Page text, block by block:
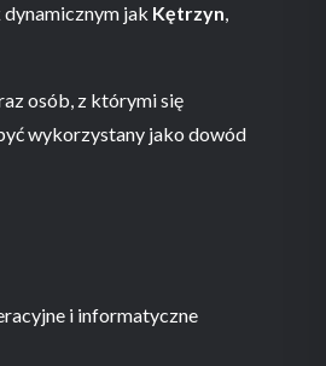
jak Kętrzyn,
osób, z którymi się
wykorzystany jako dowód
i informatyczne